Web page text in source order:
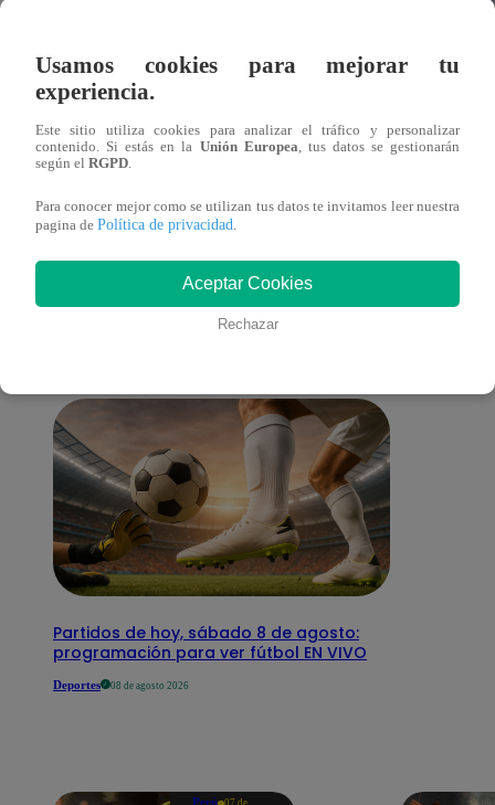
Melissa, Jueves 12 de diciembre – ver
También te puede
interesar
Partidos de hoy, sábado 8 de agosto:
programación para ver fútbol EN VIVO
Deportes 08 de agosto 2026
Perú
Usamos cookies para mejorar tu
experiencia.
Este sitio utiliza cookies para analizar el tráfico y personalizar
contenido. Si estás en la Unión Europea, tus datos se gestionarán
según el RGPD.
Para conocer mejor como se utilizan tus datos te invitamos leer nuestra
pagina de Política de privacidad.
Aceptar Cookies
Rechazar